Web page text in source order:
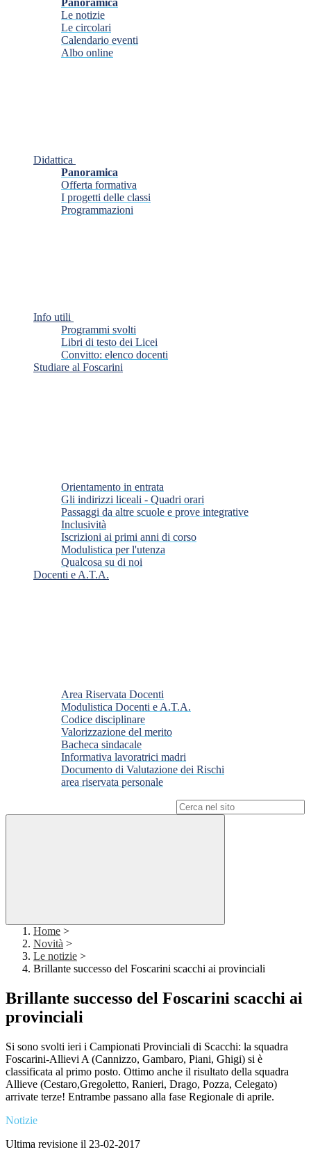
Panoramica
Le notizie
Le circolari
Calendario eventi
Albo online
Didattica
Panoramica
Offerta formativa
I progetti delle classi
Programmazioni
Info utili
Programmi svolti
Libri di testo dei Licei
Convitto: elenco docenti
Studiare al Foscarini
Orientamento in entrata
Gli indirizzi liceali - Quadri orari
Passaggi da altre scuole e prove integrative
Inclusività
Iscrizioni ai primi anni di corso
Modulistica per l'utenza
Qualcosa su di noi
Docenti e A.T.A.
Area Riservata Docenti
Modulistica Docenti e A.T.A.
Codice disciplinare
Valorizzazione del merito
Bacheca sindacale
Informativa lavoratrici madri
Documento di Valutazione dei Rischi
area riservata personale
Home >
Novità >
Le notizie >
Brillante successo del Foscarini scacchi ai provinciali
Brillante successo del Foscarini scacchi ai
provinciali
Si sono svolti ieri i Campionati Provinciali di Scacchi: la squadra
Foscarini-Allievi A (Cannizzo, Gambaro, Piani, Ghigi) si è
classificata al primo posto. Ottimo anche il risultato della squadra
Allieve (Cestaro,Gregoletto, Ranieri, Drago, Pozza, Celegato)
arrivate terze! Entrambe passano alla fase Regionale di aprile.
Notizie
Ultima revisione il 23-02-2017